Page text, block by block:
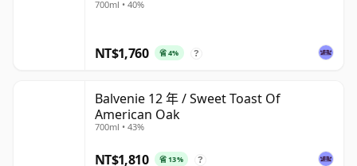
700ml • 40%
NT$1,760 省 4% ?
Balvenie 12 年 / Sweet Toast Of
American Oak
700ml • 43%
NT$1,810 省 13% ?